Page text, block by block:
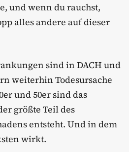
und wenn du rauchst,
alles andere auf dieser
sind in DACH und
weiterhin Todesursache
und 50er sind das
größte Teil des
entsteht. Und in dem
wirkt.